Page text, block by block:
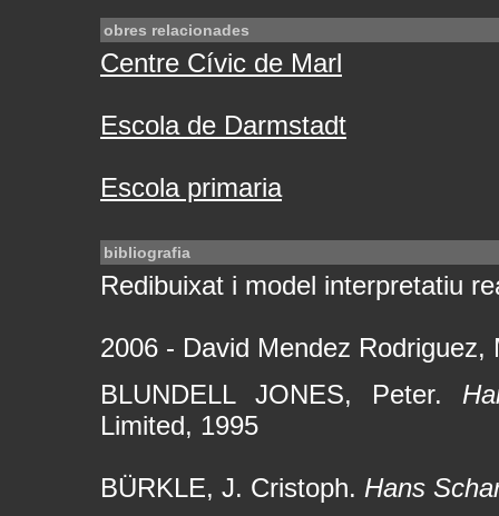
obres relacionades
Centre Cívic de Marl
Escola de Darmstadt
Escola primaria
bibliografia
Redibuixat i model interpretatiu
2006 - David Mendez Rodriguez,
BLUNDELL JONES, Peter.
Limited, 1995
BÜRKLE, J. Cristoph. Hans